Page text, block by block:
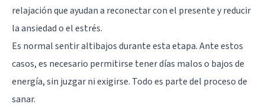
relajación que ayudan a reconectar con el presente y reducir
la ansiedad o el estrés.
Es normal sentir altibajos durante esta etapa. Ante estos
casos, es necesario permitirse tener días malos o bajos de
energía, sin juzgar ni exigirse. Todo es parte del proceso de
sanar.